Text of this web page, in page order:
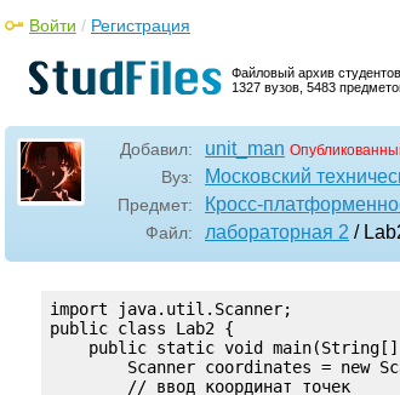
Файловый архив студентов.
1327 вузов, 5483
Войти / Регистрация
Добавил: unit_man
Вуз: Московский
Предмет: Кросс-
Файл: лабораторная 2 /
import java.util.Scanner;
public class Lab2 {
public static void
Scanner coordinates = new
        // ввод координат точек